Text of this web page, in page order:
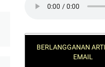
BERLANGGANAN
EMAIL